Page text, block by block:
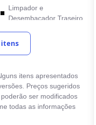
Limpador e
Desembacador Traseiro
Retrovisores com ajuste
elétrico
Sensor de
estacionamento
Trava Eletrica
itens apresentados
Preços sugeridos
ser modificados
todas as informações